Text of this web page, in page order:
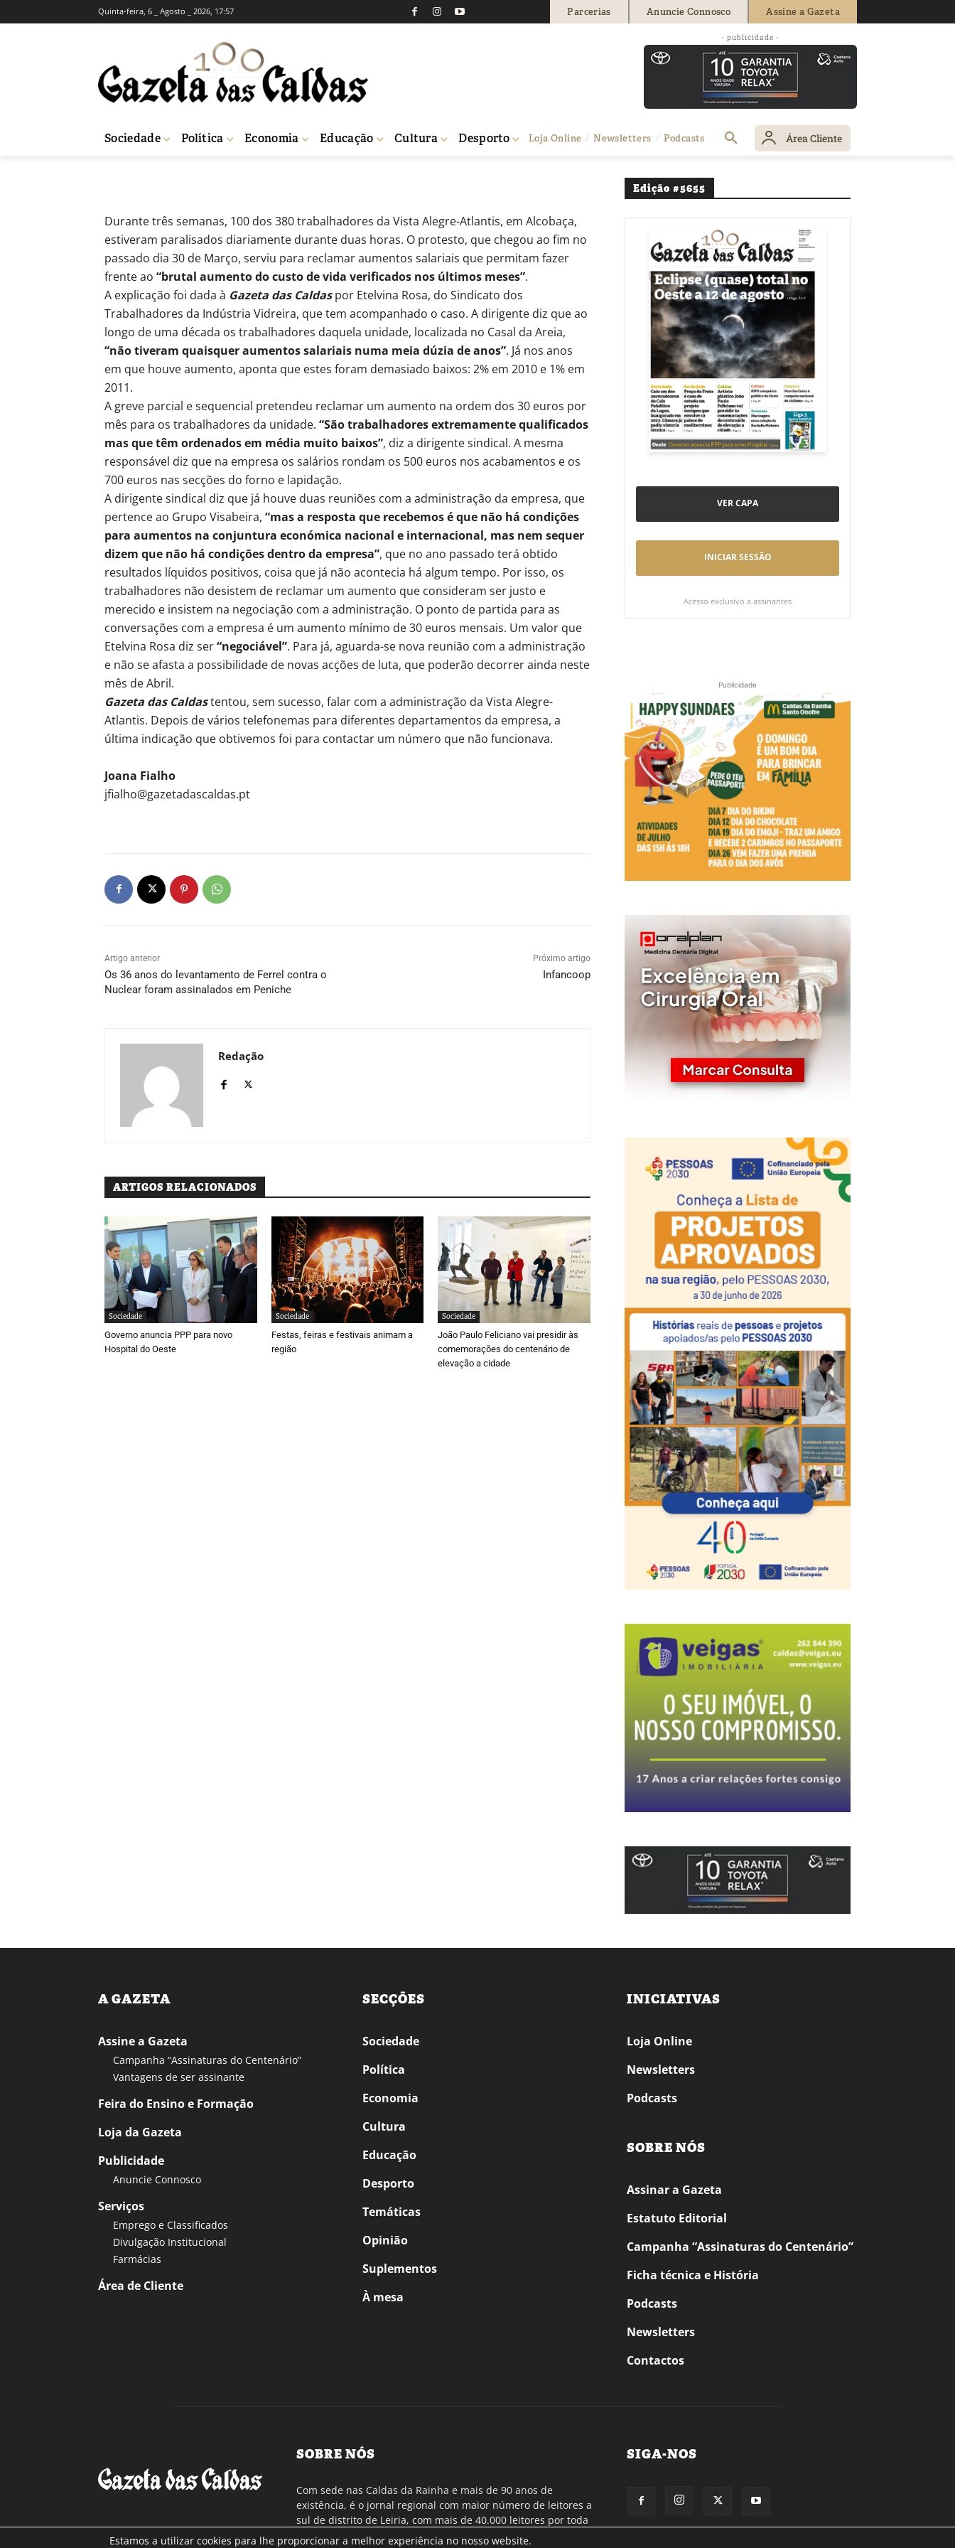
Quinta-feira, 6 _ Agosto _ 2026, 17:57 Parcerias Anuncie Connosco Assine a Gazeta
- publicidade -
Sociedade Política Economia Educação Cultura Desporto Loja Online Newsletters Podcasts Área Cliente
Trabalhadores da Atlantis alcobacense reclamam
aumentos salariais
Redação 5 de Abril, 2012 552 0
Durante três semanas, 100 dos 380 trabalhadores da Vista Alegre-Atlantis, em Alcobaça,
estiveram paralisados diariamente durante duas horas. O protesto, que chegou ao fim no
passado dia 30 de Março, serviu para reclamar aumentos salariais que permitam fazer
frente ao “brutal aumento do custo de vida verificados nos últimos meses”.
A explicação foi dada à Gazeta das Caldaspor Etelvina Rosa, do Sindicato dos
Trabalhadores da Indústria Vidreira, que tem acompanhado o caso. A dirigente diz que ao
longo de uma década os trabalhadores daquela unidade, localizada no Casal da Areia,
“não tiveram quaisquer aumentos salariais numa meia dúzia de anos”. Já nos anos
em que houve aumento, aponta que estes foram demasiado baixos: 2% em 2010 e 1% em
2011.
A greve parcial e sequencial pretendeu reclamar um aumento na ordem dos 30 euros por
mês para os trabalhadores da unidade. “São trabalhadores extremamente qualificados
mas que têm ordenados em média muito baixos”, diz a dirigente sindical. A mesma
responsável diz que na empresa os salários rondam os 500 euros nos acabamentos e os
700 euros nas secções do forno e lapidação.
A dirigente sindical diz que já houve duas reuniões com a administração da empresa, que
pertence ao Grupo Visabeira, “mas a resposta que recebemos é que não há condições
para aumentos na conjuntura económica nacional e internacional, mas nem sequer
dizem que não há condições dentro da empresa”, que no ano passado terá obtido
resultados líquidos positivos, coisa que já não acontecia há algum tempo. Por isso, os
trabalhadores não desistem de reclamar um aumento que consideram ser justo e
merecido e insistem na negociação com a administração. O ponto de partida para as
conversações com a empresa é um aumento mínimo de 30 euros mensais. Um valor que
Etelvina Rosa diz ser“negociável”. Para já, aguarda-se nova reunião com a administração
e não se afasta a possibilidade de novas acções de luta, que poderão decorrer ainda neste
mês de Abril.
Gazeta das Caldastentou, sem sucesso, falar com a administração da Vista Alegre-
Atlantis. Depois de vários telefonemas para diferentes departamentos da empresa, a
última indicação que obtivemos foi para contactar um número que não funcionava.
Joana Fialho
jfialho@gazetadascaldas.pt
Artigo anterior
Os 36 anos do levantamento de Ferrel contra o
Nuclear foram assinalados em Peniche
Próximo artigo
Infancoop
Redação
ARTIGOS RELACIONADOS
Sociedade
Governo anuncia PPP para novo
Hospital do Oeste
Sociedade
Festas, feiras e festivais animam a
região
Sociedade
João Paulo Feliciano vai presidir às
comemorações do centenário de
elevação a cidade
Edição #5655
VER CAPA
INICIAR SESSÃO
Acesso exclusivo a assinantes
Publicidade
A GAZETA
Assine a Gazeta
Campanha “Assinaturas do Centenário”
Vantagens de ser assinante
Feira do Ensino e Formação
Loja da Gazeta
Publicidade
Anuncie Connosco
Serviços
Emprego e Classificados
Divulgação Institucional
Farmácias
Área de Cliente
SECÇÕES
Sociedade
Política
Economia
Cultura
Educação
Desporto
Temáticas
Opinião
Suplementos
À mesa
INICIATIVAS
Loja Online
Newsletters
Podcasts
SOBRE NÓS
Assinar a Gazeta
Estatuto Editorial
Campanha “Assinaturas do Centenário”
Ficha técnica e História
Podcasts
Newsletters
Contactos
SOBRE NÓS
Com sede nas Caldas da Rainha e mais de 90 anos de
existência, é o jornal regional com maior número de leitores a
sul de distrito de Leiria, com mais de 40.000 leitores por toda
a região Oeste. Jornal com distribuição em Portugal
SIGA-NOS
Estamos a utilizar cookies para lhe proporcionar a melhor experiência no nosso website.